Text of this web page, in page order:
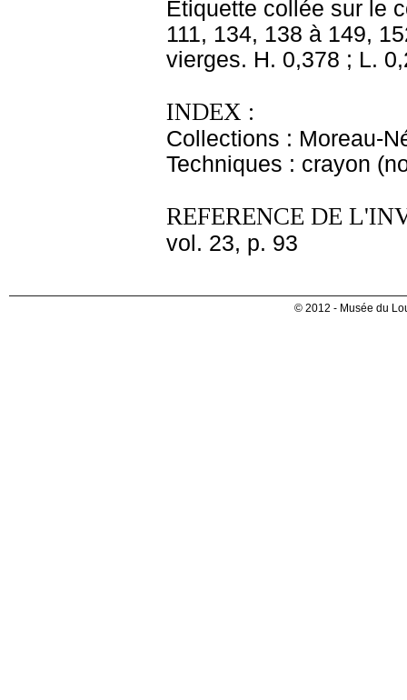
Etiquette collée sur le
111, 134, 138 à 149,
vierges. H. 0,378 ; L.
INDEX :
Collections : Moreau-
Techniques : crayon
REFERENCE DE
vol. 23, p. 93
© 2012 - Musée du